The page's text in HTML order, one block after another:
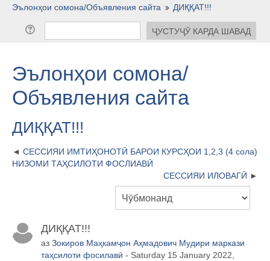
Эълонҳои сомона/Объявления сайта
ДИҚҚАТ!!!
Эълонҳои сомона/
Объявления сайта
ДИҚҚАТ!!!
СЕССИЯИ ИМТИҲОНОТӢ БАРОИ КУРСҲОИ 1,2,3 (4 сола)
НИЗОМИ ТАҲСИЛОТИ ФОСЛИАВӢ
СЕССИЯИ ИЛОВАГӢ
ДИҚҚАТ!!!
аз Зокиров Маҳкамҷон Аҳмадович Мудири маркази
таҳсилоти фосилавӣ - Saturday 15 January 2022,